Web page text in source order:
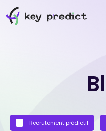
Recrutement prédictif